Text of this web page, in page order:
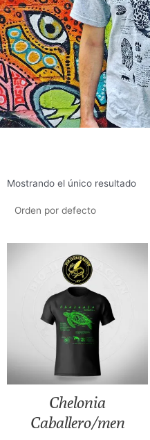
Mostrando el único resultado
Chelonia
Caballero/men